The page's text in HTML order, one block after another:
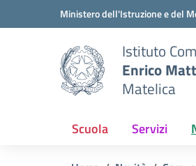
Vai ai contenuti
Vai al menu di navigazioneMinistero dell'Istruzione e del
Istituto
Enrico
Matelica
Scuola Servizi